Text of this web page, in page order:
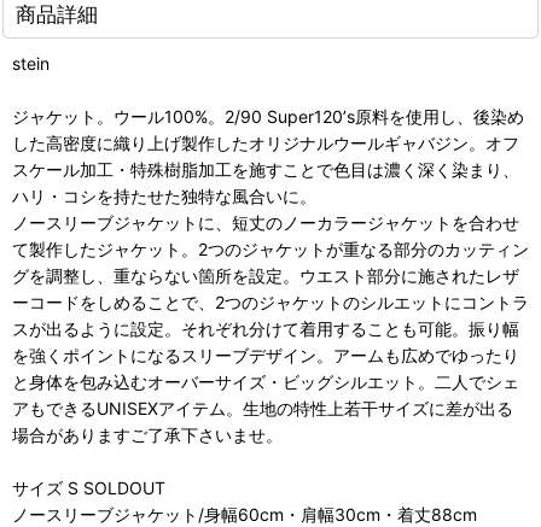
商品詳細
stein
ジャケット。ウール100%。2/90 Super120ʼs原料を使用し、後染め
した高密度に織り上げ製作したオリジナルウールギャバジン。オフ
スケール加工・特殊樹脂加工を施すことで色目は濃く深く染まり、
ハリ・コシを持たせた独特な風合いに。
ノースリーブジャケットに、短丈のノーカラージャケットを合わせ
て製作したジャケット。2つのジャケットが重なる部分のカッティン
グを調整し、重ならない箇所を設定。ウエスト部分に施されたレザ
ーコードをしめることで、2つのジャケットのシルエットにコントラ
スが出るように設定。それぞれ分けて着用することも可能。振り幅
を強くポイントになるスリーブデザイン。アームも広めでゆったり
と身体を包み込むオーバーサイズ・ビッグシルエット。二人でシェ
アもできるUNISEXアイテム。生地の特性上若干サイズに差が出る
場合がありますご了承下さいませ。
サイズ S SOLDOUT
ノースリーブジャケット/身幅60cm・肩幅30cm・着丈88cm